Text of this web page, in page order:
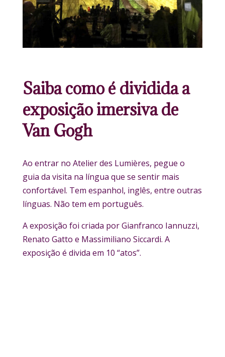
Saiba como é dividida a
exposição imersiva de
Van Gogh
Ao entrar no Atelier des Lumières, pegue o
guia da visita na língua que se sentir mais
confortável. Tem espanhol, inglês, entre outras
línguas. Não tem em português.
A exposição foi criada por Gianfranco Iannuzzi,
Renato Gatto e Massimiliano Siccardi. A
exposição é divida em 10 “atos”.